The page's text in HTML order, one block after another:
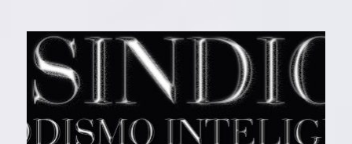
EL SINDICAL
Periodismo Inteligente